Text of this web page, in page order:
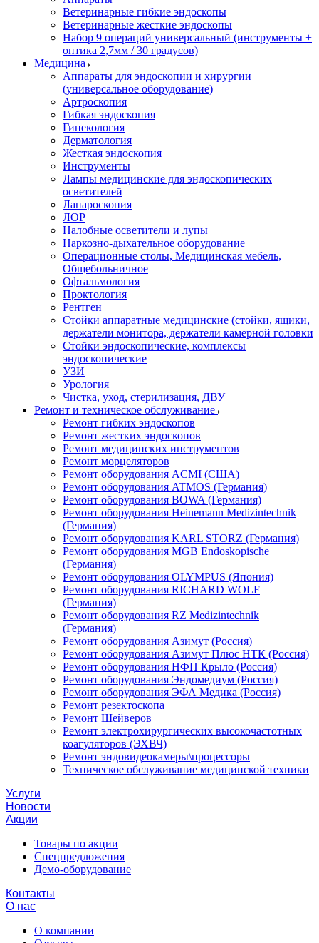
Ветеринарные гибкие эндоскопы
Ветеринарные жесткие эндоскопы
Набор 9 операций универсальный (инструменты +
оптика 2,7мм / 30 градусов)
Медицина
Аппараты для эндоскопии и хирургии
(универсальное оборудование)
Артроскопия
Гибкая эндоскопия
Гинекология
Дерматология
Жесткая эндоскопия
Инструменты
Лампы медицинские для эндоскопических
осветителей
Лапароскопия
ЛОР
Налобные осветители и лупы
Наркозно-дыхательное оборудование
Операционные столы, Медицинская мебель,
Общебольничное
Офтальмология
Проктология
Рентген
Стойки аппаратные медицинские (стойки, ящики,
держатели монитора, держатели камерной головки
Стойки эндоскопические, комплексы
эндоскопические
УЗИ
Урология
Чистка, уход, стерилизация, ДВУ
Ремонт и техническое обслуживание
Ремонт гибких эндоскопов
Ремонт жестких эндоскопов
Ремонт медицинских инструментов
Ремонт морцеляторов
Ремонт оборудования ACMI (США)
Ремонт оборудования ATMOS (Германия)
Ремонт оборудования BOWA (Германия)
Ремонт оборудования Heinemann Medizintechnik
(Германия)
Ремонт оборудования KARL STORZ (Германия)
Ремонт оборудования MGB Endoskopische
(Германия)
Ремонт оборудования OLYMPUS (Япония)
Ремонт оборудования RICHARD WOLF
(Германия)
Ремонт оборудования RZ Medizintechnik
(Германия)
Ремонт оборудования Азимут (Россия)
Ремонт оборудования Азимут Плюс НТК (Россия)
Ремонт оборудования НФП Крыло (Россия)
Ремонт оборудования Эндомедиум (Россия)
Ремонт оборудования ЭФА Медика (Россия)
Ремонт резектоскопа
Ремонт Шейверов
Ремонт электрохирургических высокочастотных
коагуляторов (ЭХВЧ)
Ремонт эндовидеокамеры\процессоры
Техническое обслуживание медицинской техники
Услуги
Новости
Акции
Товары по акции
Спецпредложения
Демо-оборудование
Контакты
О нас
О компании